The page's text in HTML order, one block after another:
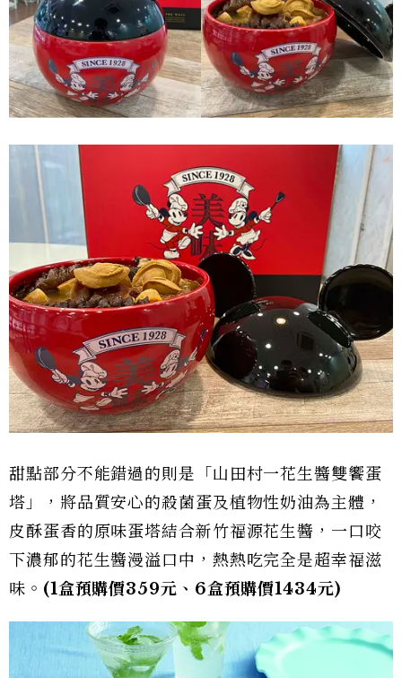
甜點部分不能錯過的則是「山田村一花生醬雙饗蛋
塔」，將品質安心的殺菌蛋及植物性奶油為主體，
皮酥蛋香的原味蛋塔結合新竹福源花生醬，一口咬
下濃郁的花生醬漫溢口中，熱熱吃完全是超幸福滋
味。 (1盒預購價359元、6盒預購價1434元)